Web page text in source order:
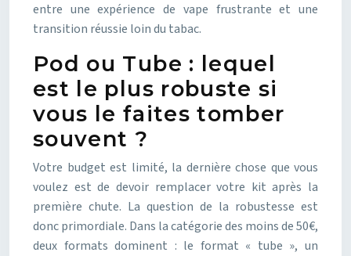
entre une expérience de vape frustrante et une
transition réussie loin du tabac.
Pod ou Tube : lequel
est le plus robuste si
vous le faites tomber
souvent ?
Votre budget est limité, la dernière chose que vous
voulez est de devoir remplacer votre kit après la
première chute. La question de la robustesse est
donc primordiale. Dans la catégorie des moins de 50€,
deux formats dominent : le format « tube », un